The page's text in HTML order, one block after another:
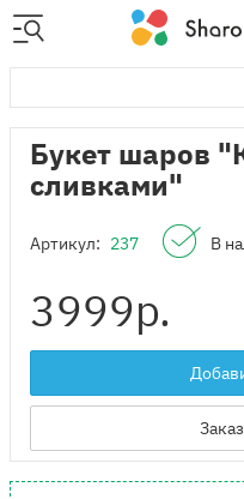
Букет шаров
сливками"
Артикул: 237 В
3999р.